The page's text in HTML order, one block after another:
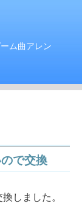
ム曲アレン
で交換
しました。